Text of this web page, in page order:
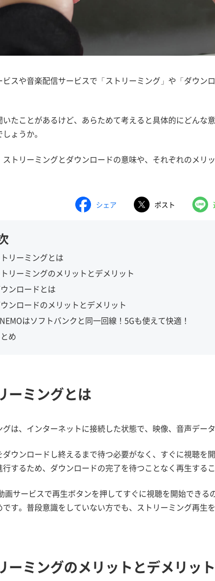
スや音楽配信サービスで「ストリーミング」や「ダウン
いたことがあるけど、あらためて考えると具体的にどんな
ょうか。
トリーミングとダウンロードの意味や、それぞれのメリ
シェア ポスト
リーミングとは
リーミングのメリットとデメリット
ンロードとは
ンロードのメリットとデメリット
はソフトバンクと同一回線！5Gも使えて快適！
め
ーミングとは
は、インターネットに接続した状態で、映像、音声デー
ダウンロードし終えるまで待つ必要がなく、すぐに視聴を
行するため、ダウンロードの完了を待つことなく再生するこ
画サービスで再生ボタンを押してすぐに視聴を開始できる
です。普段意識をしていない方でも、ストリーミング再生
ーミングのメリットとデメリット